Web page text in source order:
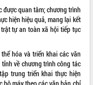
được quan tâm; chương trình
hiện hiệu quả, mang lại kết
tự an toàn xã hội tiếp tục
hóa và triển khai các văn
về chương trình công tác
trung triển khai thực hiện